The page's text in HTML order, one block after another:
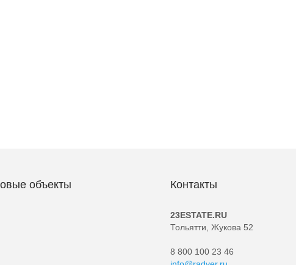
объекты Контакты
23ESTATE.RU
Тольятти, Жукова 52
8 800 100 23 46